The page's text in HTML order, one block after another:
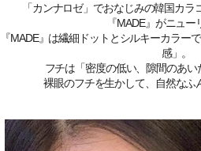
「カンナロゼ」でおなじみの韓国カ
『MADE』がニュー
『MADE』は繊細ドットとシルキーカラー
感」。
フチは「密度の低い、隙間のあい
裸眼のフチを生かして、自然なふ